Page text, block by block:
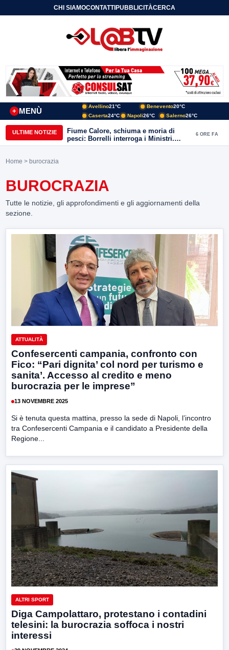
CHI SIAMOCONTATTIPUBBLICITÀCERCA
MENÙ
+
Avellino21°C Benevento20°C
Caserta24°C Napoli26°C Salerno26°C
ULTIME NOTIZIE
Fiume Calore, schiuma e moria di
pesci: Borrelli interroga i Ministri.
“Benevento paga l’assenza del
6 ORE FA
Home > burocrazia
BUROCRAZIA
Tutte le notizie, gli approfondimenti e gli aggiornamenti della
sezione.
ATTUALITÀ
Confesercenti campania, confronto con
Fico: “Pari dignita’ col nord per turismo e
sanita’. Accesso al credito e meno
burocrazia per le imprese”
13 NOVEMBRE 2025
Si è tenuta questa mattina, presso la sede di Napoli, l’incontro
tra Confesercenti Campania e il candidato a Presidente della
Regione...
ALTRI SPORT
Diga Campolattaro, protestano i contadini
telesini: la burocrazia soffoca i nostri
interessi